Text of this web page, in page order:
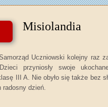
Misiolandia
Uczniowski kolejny raz
przyniosły swoje
III A. Nie obyło się także bez
radosny dzień.